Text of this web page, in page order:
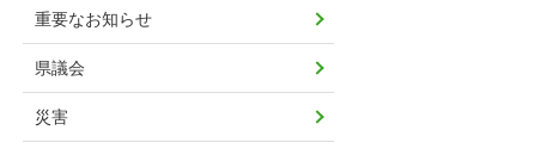
重要なお知らせ
県議会
災害